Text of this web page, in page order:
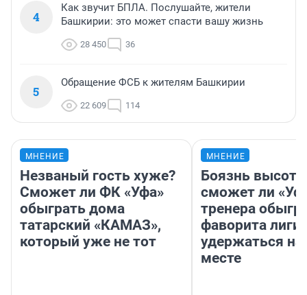
4
Как звучит БПЛА. Послушайте, жители
Башкирии: это может спасти вашу жизнь
28 450 36
5
Обращение ФСБ к жителям Башкирии
22 609 114
МНЕНИЕ
Незваный гость хуже?
Сможет ли ФК «Уфа»
обыграть дома
татарский «КАМАЗ»,
который уже не тот
МНЕНИЕ
Боязнь
сможет ли
тренера
фаворита лиги
удержаться
месте